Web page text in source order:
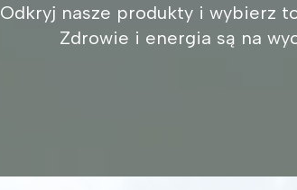
Odkryj nasze produkty i wybierz
Zdrowie i energia są na